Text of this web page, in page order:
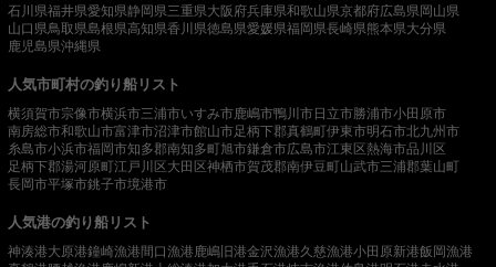
石川県福井県愛知県静岡県三重県大阪府兵庫県和歌山県京都府広島県岡山県
山口県鳥取県島根県高知県香川県徳島県愛媛県福岡県長崎県熊本県大分県
鹿児島県沖縄県
人気市町村の釣り船リスト
横須賀市宗像市横浜市三浦市いすみ市鹿嶋市鴨川市 日立市勝浦市小田原市
南房総市和歌山市富津市沼津市館山市足柄下郡真鶴町伊東市明石市北九州市
糸島市小浜市福岡市知多郡南知多町旭市鎌倉市広島市江東区熱海市品川区
足柄下郡湯河原町江戸川区 大田区神栖市賀茂郡南伊豆町山武市三浦郡葉山町
長岡市平塚市銚子市境港市
人気港の釣り船リスト
神湊港大原港鐘崎漁港 間口漁港鹿嶋旧港金沢漁港久慈漁港小田原新港飯岡漁港